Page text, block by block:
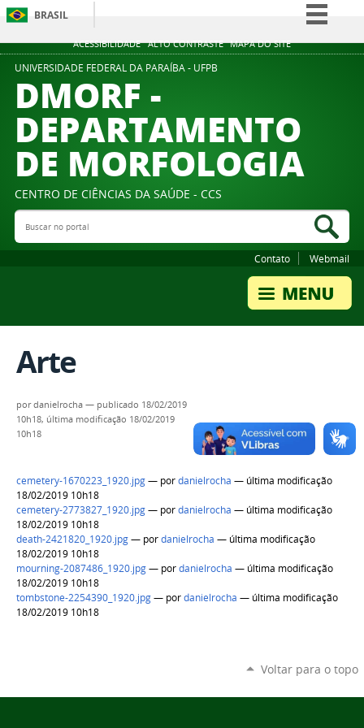
ACESSIBILIDADE ALTO CONTRASTE MAPA DO SITE
BRASIL
Simplifique!
Acesso à informação
Legislação
Canais
UNIVERSIDADE FEDERAL DA PARAÍBA - UFPB
DMORF -
DEPARTAMENTO
DE MORFOLOGIA
CENTRO DE CIÊNCIAS DA SAÚDE - CCS
Buscar no portal
Contato Webmail
Arte
pordanielrocha — publicado 18/02/2019
10h18, última modificação 18/02/2019
10h18
cemetery-1670223_1920.jpg— pordanielrocha — última modificação
18/02/2019 10h18
cemetery-2773827_1920.jpg— pordanielrocha — última modificação
18/02/2019 10h18
death-2421820_1920.jpg— pordanielrocha — última modificação
18/02/2019 10h18
mourning-2087486_1920.jpg— pordanielrocha — última modificação
18/02/2019 10h18
tombstone-2254390_1920.jpg— pordanielrocha — última modificação
18/02/2019 10h18
Voltar para o topo